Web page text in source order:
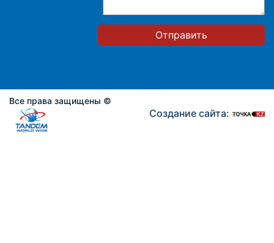
Отправить
Все права защищены ©
Создание сайта: